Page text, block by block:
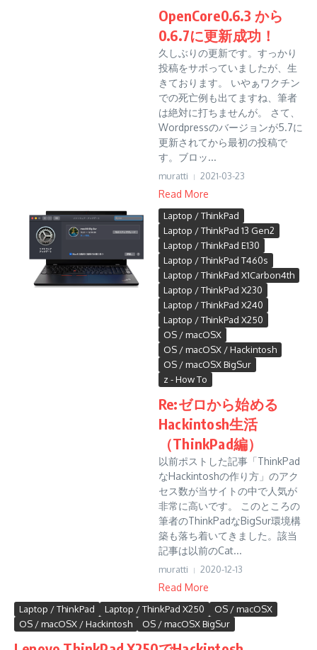
OpenCore0.6.3 から
0.6.7に更新成功！
久しぶりの更新です。すっかり
投稿をサボっていましたが、生
きております。 いやぁワクチン
での死亡例も出てますね、筆者
は絶対に打ちませんが。 さて、
Wordpressのバージョンが5.7に
更新されてから最初の投稿で
す。ブロッ...
muratti 2021-03-23
Read More
Laptop / ThinkPad
Laptop / ThinkPad 13 Gen2
Laptop / ThinkPad E130
Laptop / ThinkPad T460s
Laptop / ThinkPad X1Carbon4th
Laptop / ThinkPad X230
Laptop / ThinkPad X240
Laptop / ThinkPad X250
OS / macOSX
OS / macOSX / Hackintosh
OS / macOSX BigSur
z - How To
Re:ゼロから始める
Hackintosh生活
（ThinkPad編）
以前ポストした記事「ThinkPad
なHackintoshの作り方」のアク
セス数が当サイトの中で人気が
非常に高いです。 このところの
筆者のThinkPadなBigSur環境構
築も落ち着いてきました。該当
記事は以前のCat...
muratti 2020-12-13
Read More
Laptop / ThinkPad Laptop / ThinkPad X250
OS / macOSX
OS / macOSX / Hackintosh
OS / macOSX BigSur